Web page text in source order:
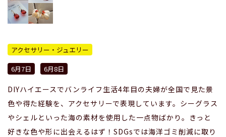
アクセサリー・ジュエリー
6月7日
6月8日
DIYハイエースでバンライフ生活4年目の夫婦が全国で見た景
色や得た経験を、アクセサリーで表現しています。シーグラス
やシェルといった海の素材を使用した一点物ばかり。きっと
好きな色や形に出会えるはず！SDGsでは海洋ゴミ削減に取り